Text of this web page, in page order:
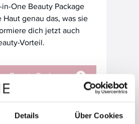
Details Über Cookies
One Beauty Package
genau das, was sie
dich jetzt auch
Vorteil.
Beauty Package